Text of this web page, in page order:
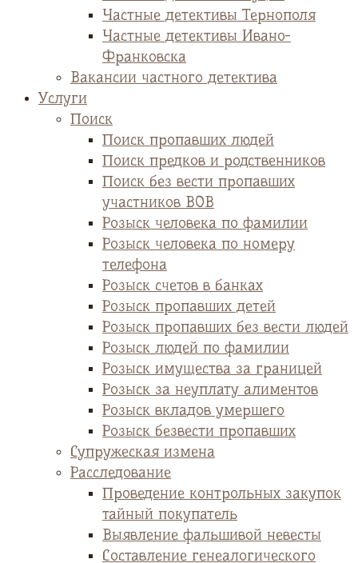
Частные детективы Тернополя
Частные детективы Ивано-
Франковска
Вакансии частного детектива
Услуги
Поиск
Поиск пропавших людей
Поиск предков и родственников
Поиск без вести пропавших
участников ВОВ
Розыск человека по фамилии
Розыск человека по номеру
телефона
Розыск счетов в банках
Розыск пропавших детей
Розыск пропавших без вести людей
Розыск людей по фамилии
Розыск имущества за границей
Розыск за неуплату алиментов
Розыск вкладов умершего
Розыск безвести пропавших
Супружеская измена
Расследование
Проведение контрольных закупок
тайный покупатель
Выявление фальшивой невесты
Cоставление генеалогического